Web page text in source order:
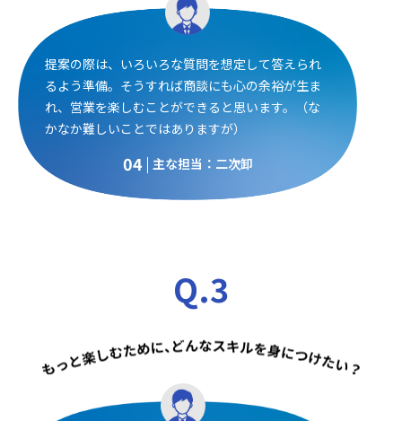
提案の際は、いろいろな質問を想定して答えられ
るよう準備。そうすれば商談にも心の余裕が生ま
れ、営業を楽しむことができると思います。（な
かなか難しいことではありますが）
04 主な担当：二次卸
Q.3